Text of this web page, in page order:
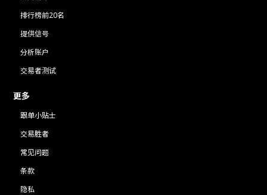
排行榜前20名
提供信号
分析账户
交易者测试
更多
跟单小贴士
交易胜者
常见问题
条款
隐私